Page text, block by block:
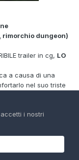
rimorchio dungeon)
trailer in cg, LO
a causa di una
nel suo triste
davvero un romcom
"tipa stuzzica il
, che tristezza.
i nostri